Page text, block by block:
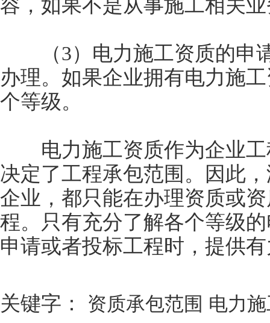
容，如果不是从事施工相关
（3）电力施工资质的申
办理。如果企业拥有电力施
个等级。
电力施工资质作为企业工
决定了工程承包范围。因此
企业，都只能在办理资质或
程。只有充分了解各个等级
申请或者投标工程时，提供
关键字： 资质承包范围 电力